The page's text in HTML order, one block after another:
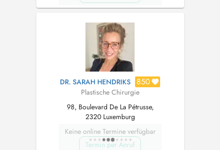
DR. SARAH HENDRIKS 850
Plastische Chirurgie
98, Boulevard De La Pétrusse,
2320 Luxemburg
Keine online Termine verfügbar
Termin per Anruf